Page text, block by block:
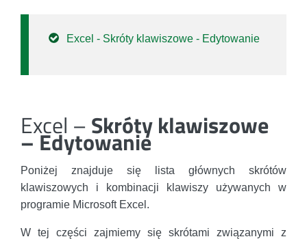
Excel - Skróty klawiszowe - Edytowanie
Excel – Skróty klawiszowe
– Edytowanie
Poniżej znajduje się lista głównych skrótów
klawiszowych i kombinacji klawiszy używanych w
programie Microsoft Excel.
W tej części zajmiemy się skrótami związanymi z